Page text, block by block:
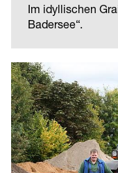
Im idyllischen
Badersee“.